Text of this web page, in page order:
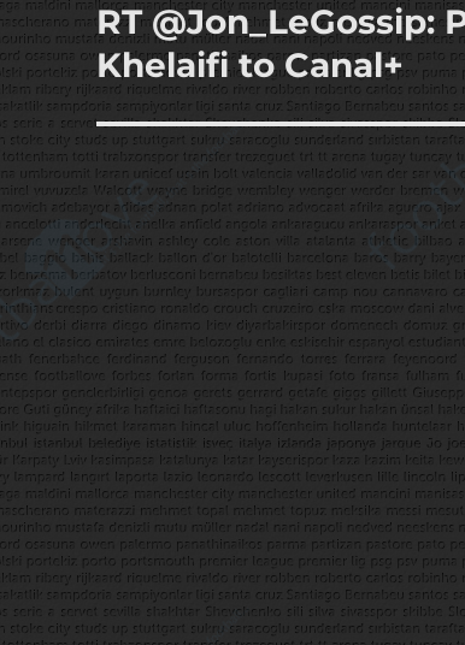
Sonraki
yazı:
RT @Jon_LeGossip:
Khelaifi to Canal+